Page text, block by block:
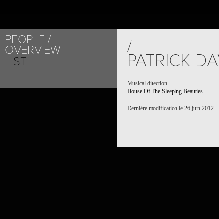
PEOPLE
OVERVIEW
LIST
/
PATRICK
Musical direction
House Of The Sleeping Beauties
Dernière modification le 26 juin 2012